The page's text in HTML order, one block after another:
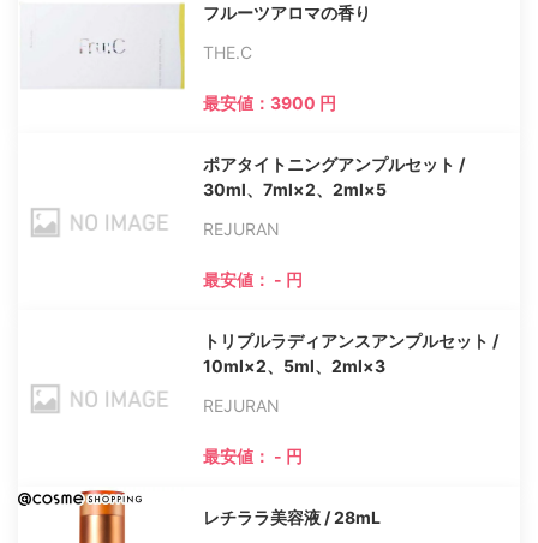
フルーツアロマの香り
THE.C
最安値：3900 円
ポアタイトニングアンプルセット /
30ml、7ml×2、2ml×5
REJURAN
最安値： - 円
トリプルラディアンスアンプルセット /
10ml×2、5ml、2ml×3
REJURAN
最安値： - 円
レチララ美容液 / 28mL